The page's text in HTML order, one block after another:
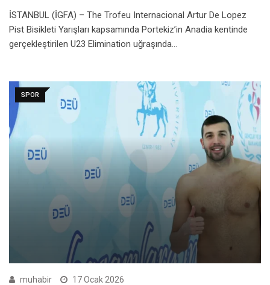
İSTANBUL (İGFA) – The Trofeu Internacional Artur De Lopez
Pist Bisikleti Yarışları kapsamında Portekiz’in Anadia kentinde
gerçekleştirilen U23 Elimination uğraşında…
SPOR
muhabir 17 Ocak 2026